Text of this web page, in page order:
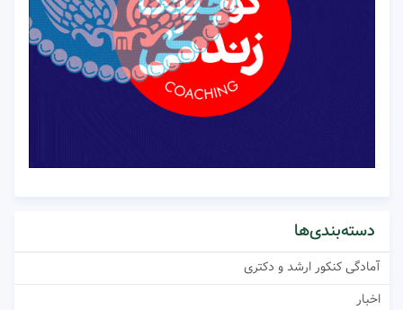
دسته‌بندی‌ها
آمادگی کنکور ارشد و دکتری
اخبار